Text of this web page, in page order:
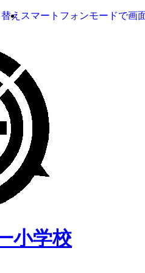
え スマートフォンモードで画
小学校